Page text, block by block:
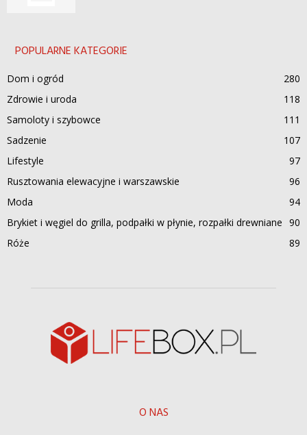
POPULARNE KATEGORIE
Dom i ogród
280
Zdrowie i uroda
118
Samoloty i szybowce
111
Sadzenie
107
Lifestyle
97
Rusztowania elewacyjne i warszawskie
96
Moda
94
Brykiet i węgiel do grilla, podpałki w płynie, rozpałki drewniane 90
Róże
89
O NAS